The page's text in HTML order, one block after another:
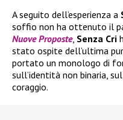
A seguito dell’esperienza a
soffio non ha ottenuto il
Nuove Proposte, Senza Cri
stato ospite dell’ultima
portato un monologo di
sull’identità non binaria,
coraggio.